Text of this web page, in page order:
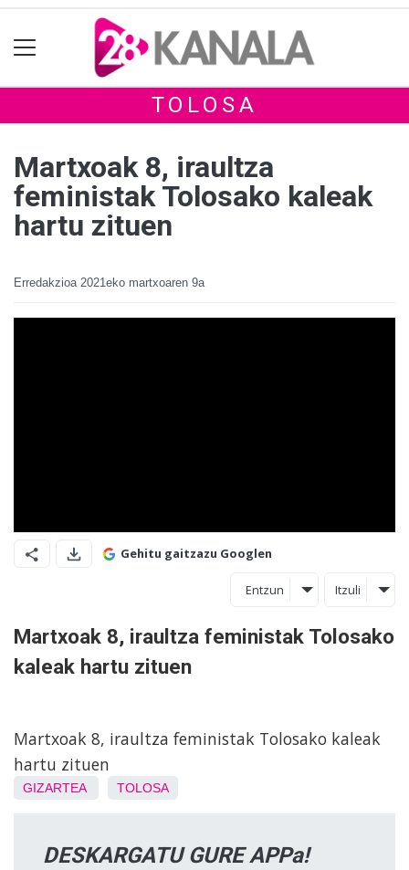
TOLOSA
Martxoak 8, iraultza
feministak Tolosako kaleak
hartu zituen
Erredakzioa 2021eko martxoaren 9a
Gehitu gaitzazu Googlen
Entzun Itzuli
Martxoak 8, iraultza feministak Tolosako
kaleak hartu zituen
Martxoak 8, iraultza feministak Tolosako kaleak
hartu zituen
GIZARTEA TOLOSA
DESKARGATU GURE APPa!